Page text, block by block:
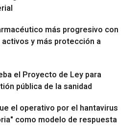
más progresivo con
y más protección a
el Proyecto de Ley para
pública de la sanidad
el operativo por el hantavirus
como modelo de respuesta